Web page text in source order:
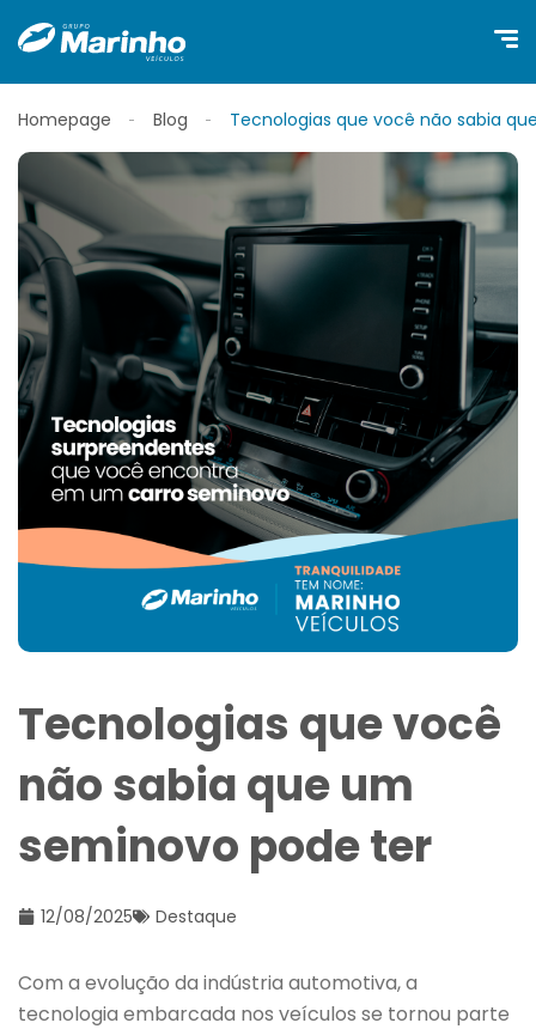
Homepage Blog Tecnologias que você não sabia
Tecnologias que você
não sabia que um
seminovo pode ter
12/08/2025 Destaque
Com a evolução da indústria automotiva, a
tecnologia embarcada nos veículos se tornou parte